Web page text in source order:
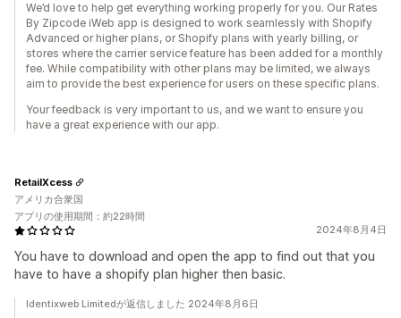
We’d love to help get everything working properly for you. Our Rates
By Zipcode iWeb app is designed to work seamlessly with Shopify
Advanced or higher plans, or Shopify plans with yearly billing, or
stores where the carrier service feature has been added for a monthly
fee. While compatibility with other plans may be limited, we always
aim to provide the best experience for users on these specific plans.
Your feedback is very important to us, and we want to ensure you
have a great experience with our app.
2024年8月4日
You have to download and open the app to find out that you
have to have a shopify plan higher then basic.
RetailXcess
アメリカ合衆国
アプリの使用期間：約22時間
Identixweb Limitedが返信しました 2024年8月6日